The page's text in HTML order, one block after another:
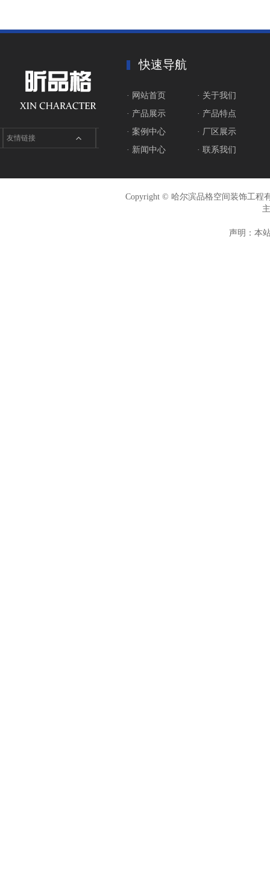
友情链接
快速导航
· 网站首页
· 关于我们
· 产品展示
· 产品特点
· 案例中心
· 厂区展示
· 新闻中心
· 联系我们
Copyright © 哈尔滨品格空间装饰工程
声明：本